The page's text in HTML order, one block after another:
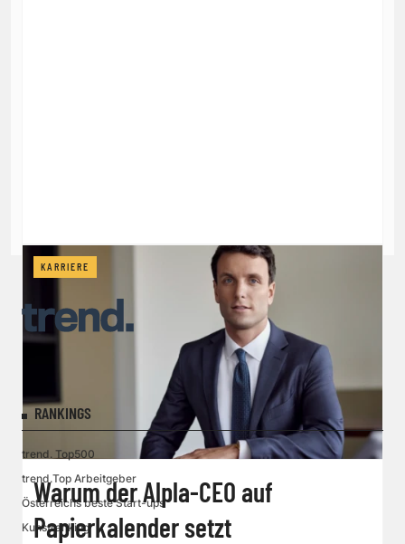
KARRIERE
Warum der Alpla-CEO auf
Papierkalender setzt
RANKINGS
trend. Top500
trend.Top Arbeitgeber
Österreichs beste Start-ups
Kunstranking